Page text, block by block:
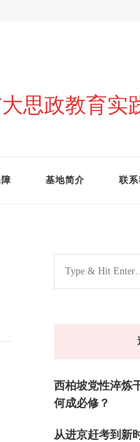
思政教育实
基地简介 联系
找
什
西柏坡党性淬炼
何成必修？
从进京赶考到新